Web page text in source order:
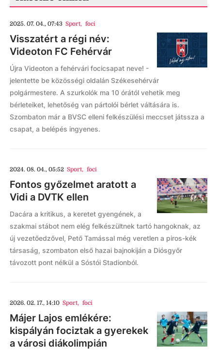
2025. 07. 04., 07:43 Sport, foci
Visszatért a régi név:
Videoton FC Fehérvár
Újra Videoton a fehérvári focicsapat neve! -
jelentette be közösségi oldalán Székesehérvár
polgármestere. A szurkolók ma 10 órától vehetik meg
bérleteiket, lehetőség van pártolói bérlet váltására is.
Szombaton már a BVSC elleni felkészülési meccset játssza a
csapat, a belépés ingyenes.
2024. 08. 04., 05:52 Sport, foci
Fontos győzelmet aratott a
Vidi a DVTK ellen
Dacára a kritikus, a keretet gyengének, a
szakmai stábot nem elég felkészültnek tartó hangoknak, az
új vezetőedzővel, Pető Tamással még veretlen a piros-kék
társaság, szombaton első hazai bajnokiján a Diósgyőr
távozott pont nélkül a Sóstói Stadionból.
2026. 02. 17., 14:10 Sport, foci
Májer Lajos emlékére:
kispályán fociztak a gyerekek
a városi diákolimpián